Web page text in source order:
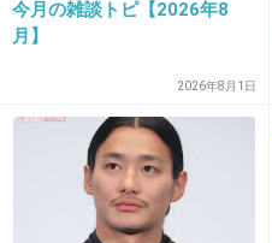
もてないの男って「の」いる？
今月の雑談トピ【2026年8
月】
2026年8月1日